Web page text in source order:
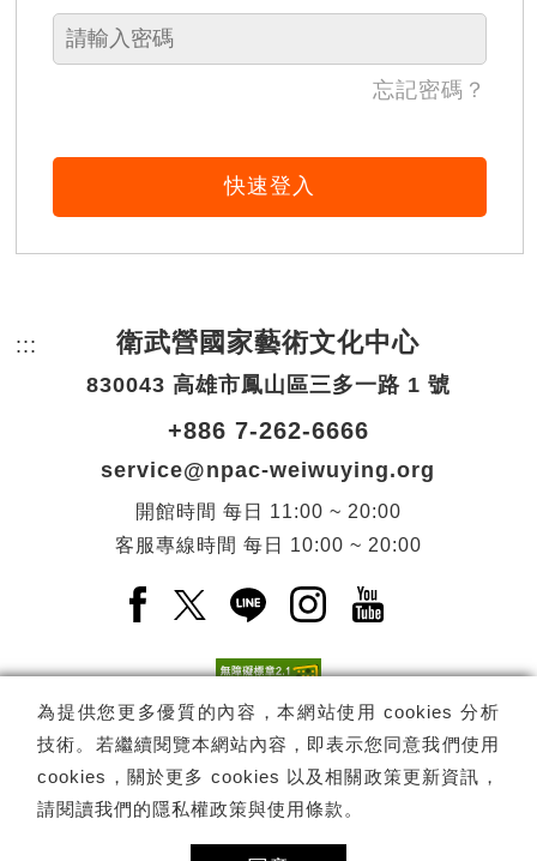
忘記密碼？
快速登入
為提供您更多優質的內容，本網站使用 cookies 分析
技術。若繼續閱覽本網站內容，即表示您同意我們使用
cookies，關於更多 cookies 以及相關政策更新資訊，
請閱讀我們的隱私權政策與使用條款 。
::: 頁尾網站資訊。
衛武營國家藝術文化中心
830043 高雄市鳳山區三多一路 1 號
+886 7-262-6666
service@npac-weiwuying.org
開館時間 每日
11:00 ~ 20:00
客服專線時間 每日 10:00 ~ 20:00
Facebook(另開新視窗)
X(另開新視窗)
LINE(另開新視窗)
Instagram(另開新視
YouTube(另開
電子報訂閱 訂閱
Copyright © 國家表演藝術中心 -衛武營國家藝術文化中心